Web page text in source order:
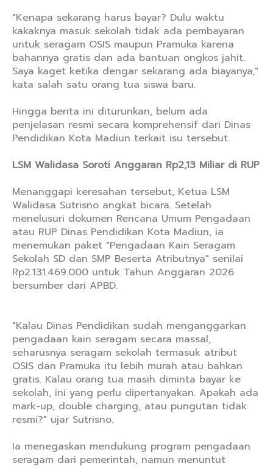
"Kenapa sekarang harus bayar? Dulu waktu
kakaknya masuk sekolah tidak ada pembayaran
untuk seragam OSIS maupun Pramuka karena
bahannya gratis dan ada bantuan ongkos jahit.
Saya kaget ketika dengar sekarang ada biayanya,"
kata salah satu orang tua siswa baru.
Hingga berita ini diturunkan, belum ada
penjelasan resmi secara komprehensif dari Dinas
Pendidikan Kota Madiun terkait isu tersebut.
LSM Walidasa Soroti Anggaran Rp2,13 Miliar di RUP
Menanggapi keresahan tersebut, Ketua LSM
Walidasa Sutrisno angkat bicara. Setelah
menelusuri dokumen Rencana Umum Pengadaan
atau RUP Dinas Pendidikan Kota Madiun, ia
menemukan paket "Pengadaan Kain Seragam
Sekolah SD dan SMP Beserta Atributnya" senilai
Rp2.131.469.000 untuk Tahun Anggaran 2026
bersumber dari APBD.
"Kalau Dinas Pendidikan sudah menganggarkan
pengadaan kain seragam secara massal,
seharusnya seragam sekolah termasuk atribut
OSIS dan Pramuka itu lebih murah atau bahkan
gratis. Kalau orang tua masih diminta bayar ke
sekolah, ini yang perlu dipertanyakan. Apakah ada
mark-up, double charging, atau pungutan tidak
resmi?" ujar Sutrisno.
Ia menegaskan mendukung program pengadaan
seragam dari pemerintah, namun menuntut